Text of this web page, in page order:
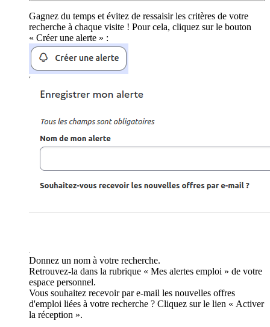
Gagnez du temps et évitez de ressaisir les critères de votre
recherche à chaque visite ! Pour cela, cliquez sur le bouton
« Créer une alerte » :
Donnez un nom à votre recherche.
Retrouvez-la dans la rubrique « Mes alertes emploi » de votre
espace personnel.
Vous souhaitez recevoir par e-mail les nouvelles offres
d'emploi liées à votre recherche ? Cliquez sur le lien « Activer
la réception ».